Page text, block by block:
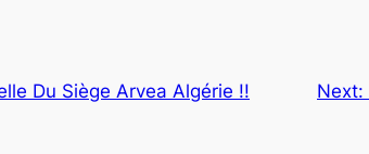
Du Siège Arvea Algérie !! Next: